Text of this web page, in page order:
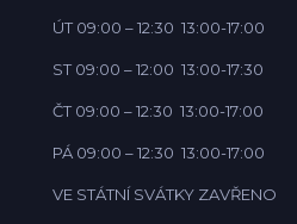
ÚT 09:00 – 12:30 13:00-17:00
ST 09:00 – 12:00 13:00-17:30
ČT 09:00 – 12:30 13:00-17:00
PÁ 09:00 – 12:30 13:00-17:00
VE STÁTNÍ SVÁTKY ZAVŘENO